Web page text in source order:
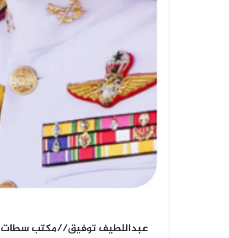
عبداللطيف توفيق//مكتب سطات